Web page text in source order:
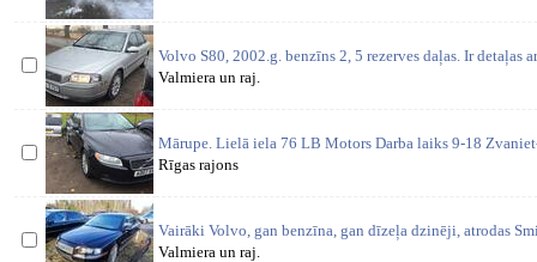
Volvo S80, 2002.g. benzīns 2, 5 rezerves daļas. Ir detaļas
Valmiera un raj.
Mārupe. Lielā iela 76 LB Motors Darba laiks 9-18
Rīgas rajons
Vairāki Volvo, gan benzīna, gan dīzeļa dzinēji, atrodas
Valmiera un raj.